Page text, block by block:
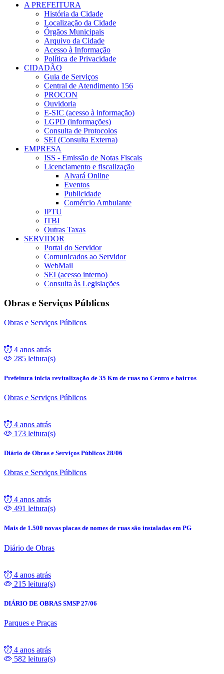
A PREFEITURA
História da Cidade
Localização da Cidade
Órgãos Municipais
Arquivo da Cidade
Acesso à Informação
Política de Privacidade
CIDADÃO
Guia de Serviços
Central de Atendimento 156
PROCON
Ouvidoria
E-SIC (acesso à informação)
LGPD (informações)
Consulta de Protocolos
SEI (Consulta Externa)
EMPRESA
ISS - Emissão de Notas Fiscais
Licenciamento e fiscalização
Alvará Online
Eventos
Publicidade
Comércio Ambulante
IPTU
ITBI
Outras Taxas
SERVIDOR
Portal do Servidor
Comunicados ao Servidor
WebMail
SEI (acesso interno)
Consulta às Legislações
Obras e Serviços Públicos
Obras e Serviços Públicos
4 anos atrás
285 leitura(s)
Prefeitura inicia revitalização de 35 Km de ruas no Centro e bairros
Obras e Serviços Públicos
4 anos atrás
173 leitura(s)
Diário de Obras e Serviços Públicos 28/06
Obras e Serviços Públicos
4 anos atrás
491 leitura(s)
Mais de 1.500 novas placas de nomes de ruas são instaladas em PG
Diário de Obras
4 anos atrás
215 leitura(s)
DIÁRIO DE OBRAS SMSP 27/06
Parques e Praças
4 anos atrás
582 leitura(s)